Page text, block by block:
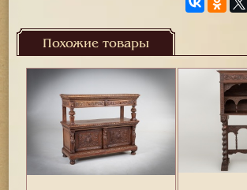
Похожие товары